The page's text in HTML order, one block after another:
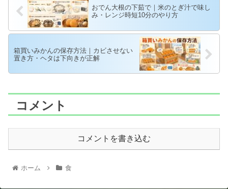
おでん大根の下茹で｜米のとぎ汁で味し
み・レンジ時短10分のやり方
箱買いみかんの保存方法｜カビさせない
置き方・ヘタは下向きが正解
コメント
コメントを書き込む
ホーム 食